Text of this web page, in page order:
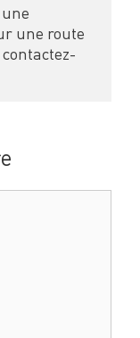
une route